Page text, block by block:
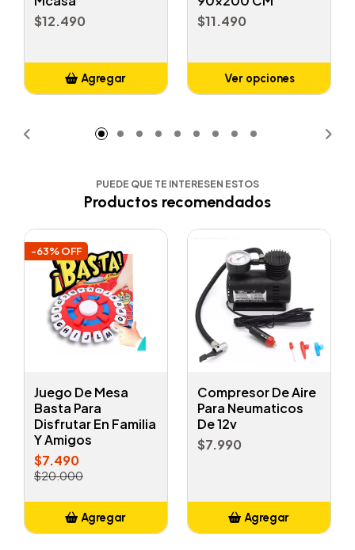
$12.490
Agregar
$11.490
Ver opciones
PUEDE QUE TE INTERESEN ESTOS
Productos recomendados
-63% OFF
Juego De Mesa
Basta Para
Disfrutar En Familia
Y Amigos
$7.490
$20.000
Agregar
Compresor De Aire
Para Neumaticos
De 12v
$7.990
Agregar